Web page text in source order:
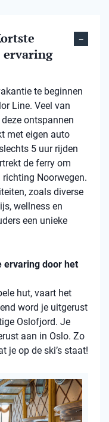
ervaring
te beginnen
Line. Veel van
ontspannen
met eigen auto
5 uur rijden
de ferry om
richting Noorwegen.
zoals diverse
wellness en
een unieke
ervaring door het
hut, vaart het
word je uitgerust
Oslofjord. Je
aan in Oslo. Zo
je op de ski’s staat!